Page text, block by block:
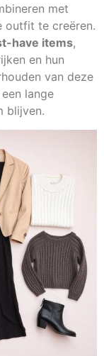
met
outfit te creëren.
have items,
en hun
van deze
lange
blijven.